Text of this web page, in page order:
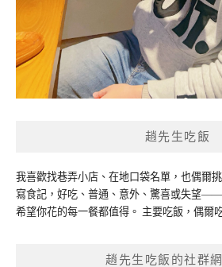
趙先生吃飯
我喜歡找巷弄小店、在地口袋名單，也偶爾
寫食記，好吃、普通、意外、驚喜或失望
希望你花的每一餐都值得。 主要吃飯，偶爾
趙先生吃飯的社群